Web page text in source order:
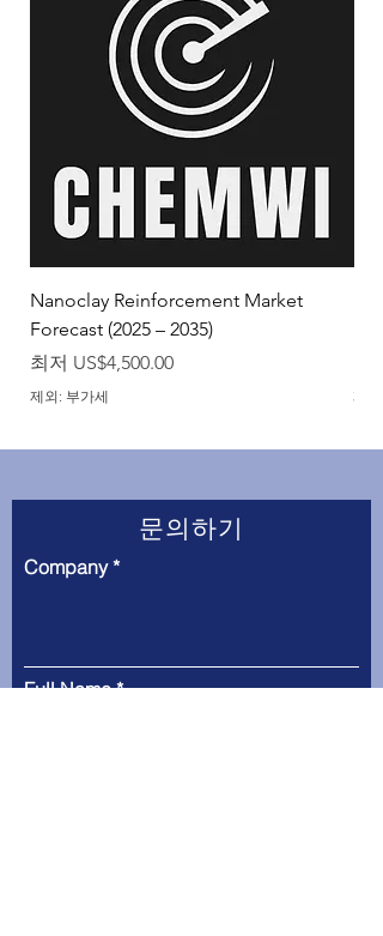
Nanoclay Reinforcement Market
Forecast (2025 – 2035)
최저 US$4,500.00
할인가
제외: 부가세 제외
문의하기
Company
Full Name